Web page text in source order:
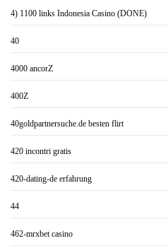
4) 1100 links Indonesia Casino (DONE)
40
4000 ancorZ
400Z
40goldpartnersuche.de besten flirt
420 incontri gratis
420-dating-de erfahrung
44
462-mrxbet casino